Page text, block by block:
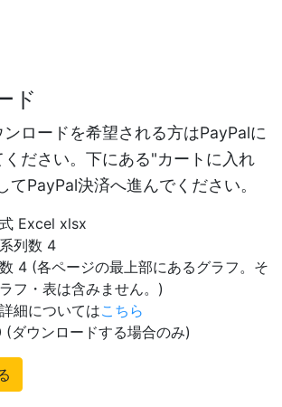
ド
ロードを希望される方はPayPalに
ください。下にある"カートに入れ
てPayPal決済へ進んでください。
Excel xlsx
列数 4
4 (各ページの最上部にあるグラフ。そ
フ・表は含みません。)
細についてはこちら
ダウンロードする場合のみ)